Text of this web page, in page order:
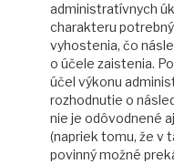
administratívnych
charakteru
vyhostenia, čo
o účele zaistenia.
účel výkonu
rozhodnutie o
nie je odôvodnené
(napriek tomu, že v
povinný možné